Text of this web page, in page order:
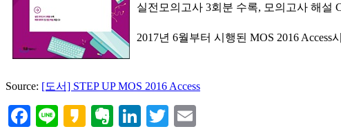
실전모의고사 3회분 수록, 모의고사 해설
2017년 6월부터 시행된 MOS 2016
Source: [도서] STEP UP MOS 2016 Access
Facebook
LineKakaoEvernote
LinkedIn
Twitter